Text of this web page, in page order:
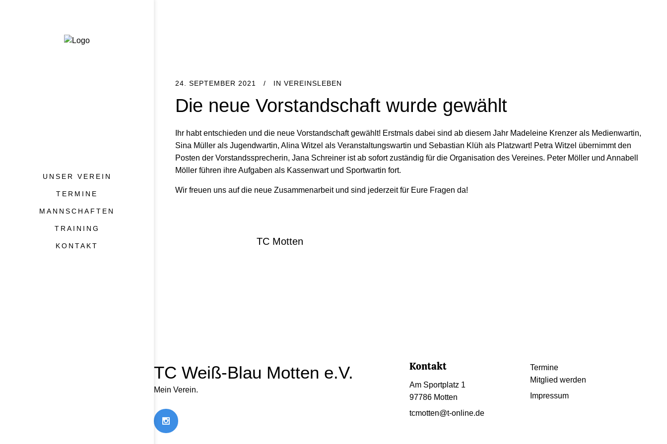
UNSER VEREIN
TERMINE
MANNSCHAFTEN
TRAINING
KONTAKT
24. SEPTEMBER 2021 IN VEREINSLEBEN
Die neue Vorstandschaft wurde gewählt
Ihr habt entschieden und die neue Vorstandschaft gewählt! Erstmals dabei sind ab diesem Jahr Madeleine Krenzer als Medienwartin,
Sina Müller als Jugendwartin, Alina Witzel als Veranstaltungswartin und Sebastian Klüh als Platzwart! Petra Witzel übernimmt den
Posten der Vorstandssprecherin, Jana Schreiner ist ab sofort zuständig für die Organisation des Vereines. Peter Möller und Annabell
Möller führen ihre Aufgaben als Kassenwart und Sportwartin fort.
Wir freuen uns auf die neue Zusammenarbeit und sind jederzeit für Eure Fragen da!
TC Motten
TC Weiß-Blau Motten e.V.
Mein Verein.
Kontakt
Am Sportplatz 1
97786 Motten
tcmotten@t-online.de
Termine
Mitglied werden
Impressum